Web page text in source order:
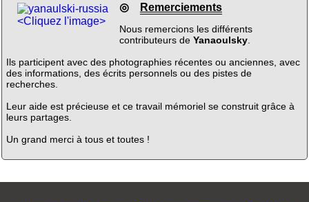
<Cliquez l'image>
◎ Remerciements
Nous remercions les différents
contributeurs de Yanaoulsky.
Ils participent avec des photographies récentes ou anciennes, avec
des informations, des écrits personnels ou des pistes de
recherches.
Leur aide est précieuse et ce travail mémoriel se construit grâce à
leurs partages.
Un grand merci à tous et toutes !